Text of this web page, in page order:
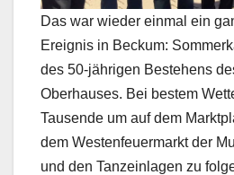
Das war wieder einmal ein
Ereignis in Beckum:
des 50-jährigen Bestehens
Oberhauses. Bei bestem
Tausende um auf dem
dem Westenfeuermarkt der
und den Tanzeinlagen zu